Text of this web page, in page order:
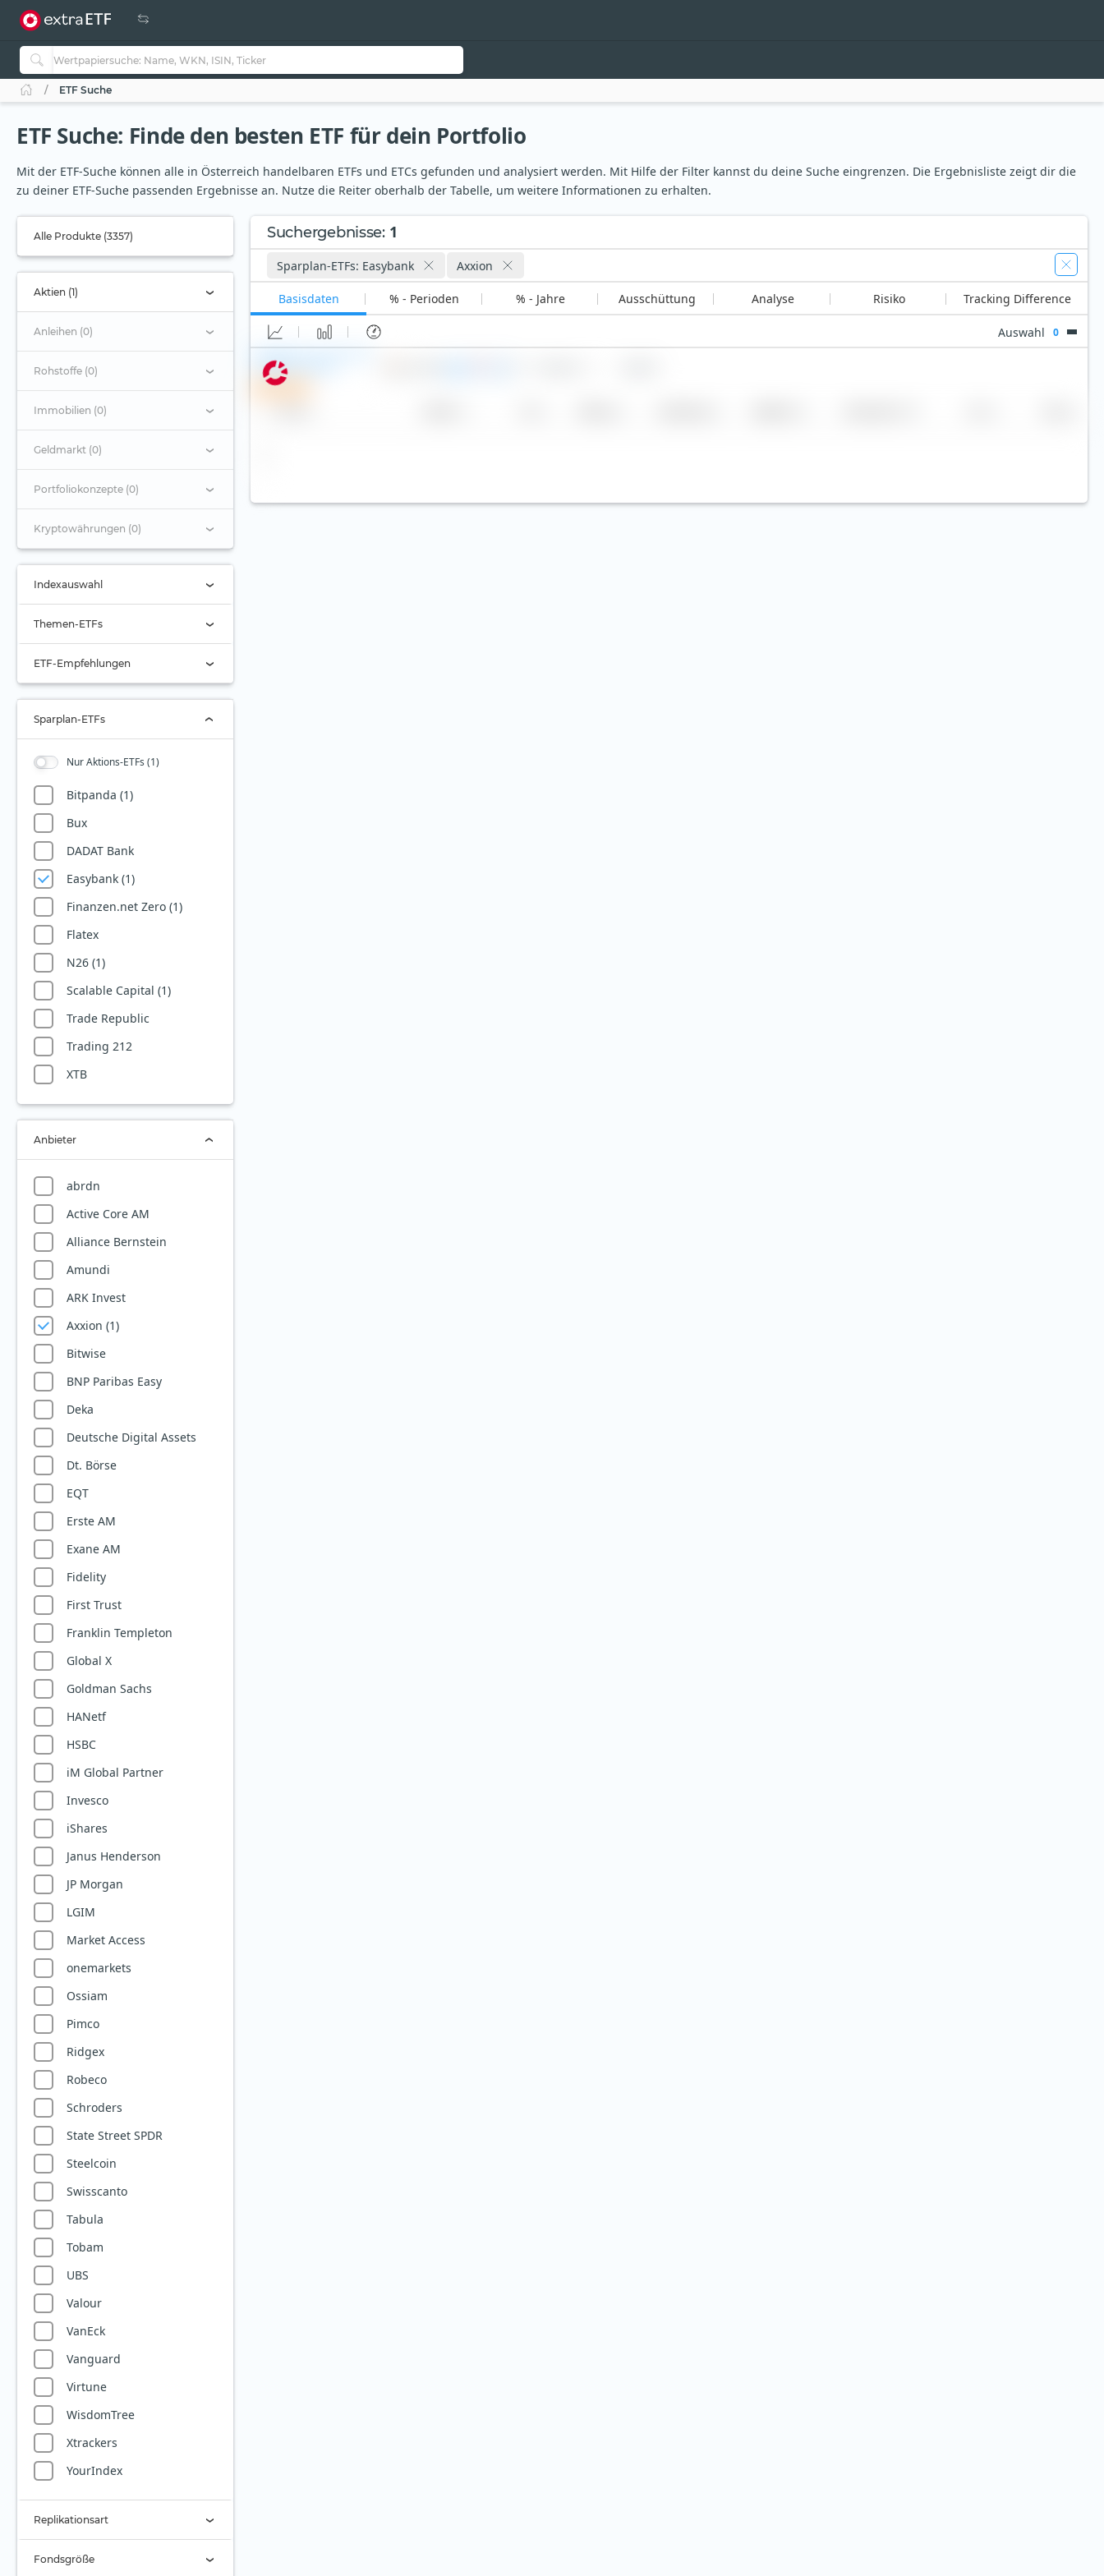
ETF Suche
ETF Suche: Finde den besten ETF für dein Portfolio
Mit der ETF-Suche können alle in Österreich handelbaren ETFs und ETCs gefunden und analysiert werden. Mit Hilfe der Filter kannst du deine Suche eingrenzen. Die Ergebnisliste zeigt dir die
zu deiner ETF-Suche passenden Ergebnisse an. Nutze die Reiter oberhalb der Tabelle, um weitere Informationen zu erhalten.
Alle Produkte (3357)
Aktien (1)
Anleihen (0)
Rohstoffe (0)
Immobilien (0)
Geldmarkt (0)
Portfoliokonzepte (0)
Kryptowährungen (0)
Indexauswahl
Indexauswahl
Themen-ETFs
Automobilbranche
Batterie
Biotech
Bitcoin
Blockchain
Blue Economy
Burggraben
Chemie
Christliche Prinzipien
Cloud Computing
Cyber Security
Derivate
Digitale Gesundheit
Digitale Infrastruktur
und Konnektivität
Digitales Lernen
E-Commerce
E-Commerce Emerging
Markets
E-Commerce Logistic
E-Sport
Elektromobilität
Erneuerbare Energien
Ethereum
Finanzsektor
Fintech
Future of Food
Geschlechtergleichheit
Gesundheit
Globale Dividenden
Goldminen
Halbleiter
Holz
Immobilien
Infrastruktur
Innovative Technologien
Islam
Klimawandel
Konsum
Kreislaufwirtschaft
Kryptowährungen
Künstliche Intelligenz
Landwirtschaft
Luft- und Raumfahrt
Luxus & Lifestyle
Master Limited
Medizintechnik
Metaverse
Millennials
Multi-Asset
Nahrungsmittel- und
Solarenergie
Wasser
Wasserstoff
ETF-Empfehlungen
Aktien Asien-Pazifik (ex
Staatsanleihen
Deutschland
Sparplan-ETFs
Nur Aktions-ETFs (1)
Bitpanda (1)
Bux
DADAT Bank
Easybank (1)
Finanzen.net Zero (1)
Flatex
N26 (1)
Scalable Capital (1)
Trade Republic
Trading 212
XTB
Anbieter
abrdn
Active Core AM
Alliance Bernstein
Amundi
ARK Invest
Axxion (1)
Bitwise
BNP Paribas Easy
Deka
Deutsche Digital Assets
Dt. Börse
EQT
Erste AM
Exane AM
Fidelity
First Trust
Franklin Templeton
Global X
Goldman Sachs
HANetf
HSBC
iM Global Partner
Invesco
iShares
Janus Henderson
JP Morgan
LGIM
Market Access
onemarkets
Ossiam
Pimco
Ridgex
Robeco
Schroders
State Street SPDR
Steelcoin
Swisscanto
Tabula
Tobam
UBS
Valour
VanEck
Vanguard
Virtune
WisdomTree
Xtrackers
YourIndex
Replikationsart
Fondsgröße
Suchergebnisse: 1
Sparplan-ETFs: Easybank Axxion
Basisdaten % - Perioden % - Jahre Ausschüttung Analyse Risiko Tracking Difference
Auswahl 0
- Modern Value
Sparplan